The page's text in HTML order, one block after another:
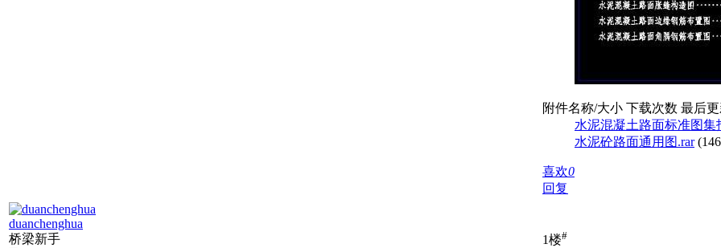
附件名称/大小 下载次数 最后
水泥混凝土路面标准图集
水泥砼路面通用图.rar
喜欢0
回复
duanchenghua
桥梁新手
1楼#